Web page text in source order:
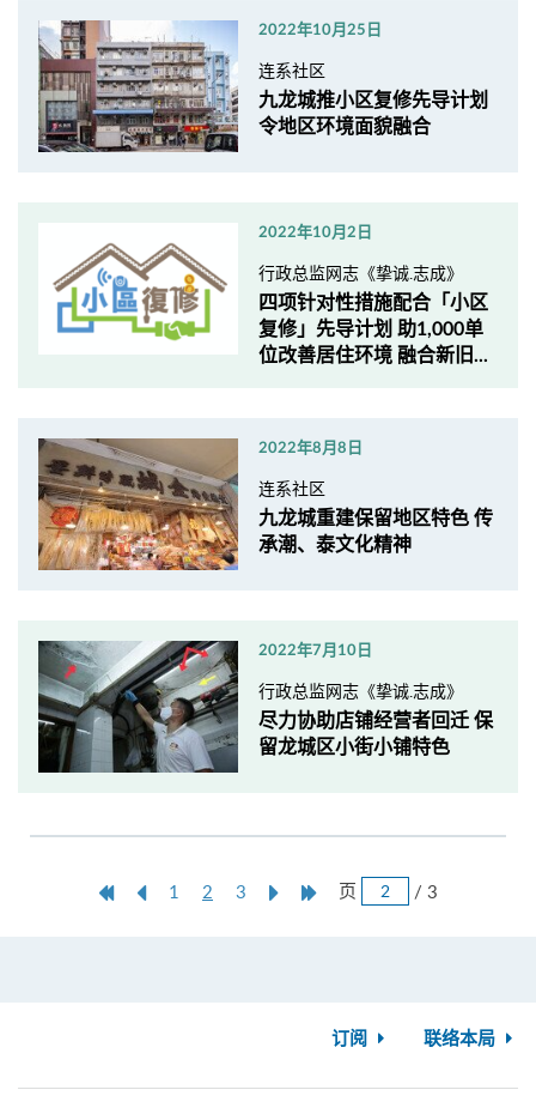
2022年10月25日
连系社区
九龙城推小区复修先导计划
令地区环境面貌融合
2022年10月2日
行政总监网志《挚诚.志成》
四项针对性措施配合「小区
复修」先导计划 助1,000单
位改善居住环境 融合新旧...
2022年8月8日
连系社区
九龙城重建保留地区特色 传
承潮、泰文化精神
2022年7月10日
行政总监网志《挚诚.志成》
尽力协助店铺经营者回迁 保
留龙城区小街小铺特色
第
上
1 2 3
NextLast页 / 3
订阅 联络本局